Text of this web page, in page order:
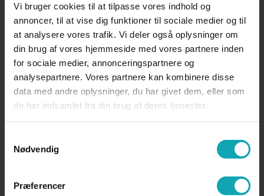
Vi bruger cookies til at tilpasse vores indhold og
annoncer, til at vise dig funktioner til sociale medier og til
at analysere vores trafik. Vi deler også oplysninger om
din brug af vores hjemmeside med vores partnere inden
for sociale medier, annonceringspartnere og
analysepartnere. Vores partnere kan kombinere disse
data med andre oplysninger, du har givet dem, eller som
de har indsamlet fra din brug af deres tjenester.
Nødvendig
Præferencer
Karaktergivning
Klage over afgørelse om
iværksættelse af sanktioner ved
overtrædelse af studie- og
ordensregler
Klage over karakterer,
oprykning m.v., som er omfattet af